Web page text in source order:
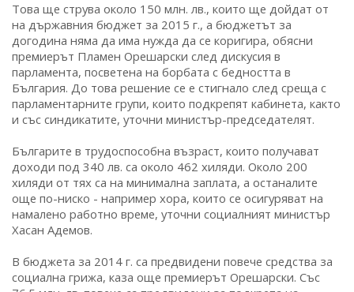
Това ще струва около 150 млн. лв., които ще дойдат от
на държавния бюджет за 2015 г., а бюджетът за
догодина няма да има нужда да се коригира, обясни
премиерът Пламен Орешарски след дискусия в
парламента, посветена на борбата с бедността в
България. До това решение се е стигнало след среща с
парламентарните групи, които подкрепят кабинета, както
и със синдикатите, уточни министър-председателят.
Българите в трудоспособна възраст, които получават
доходи под 340 лв. са около 462 хиляди. Около 200
хиляди от тях са на минимална заплата, а останалите
още по-ниско - например хора, които се осигуряват на
намалено работно време, уточни социалният министър
Хасан Адемов.
В бюджета за 2014 г. са предвидени повече средства за
социална грижа, каза още премиерът Орешарски. Със